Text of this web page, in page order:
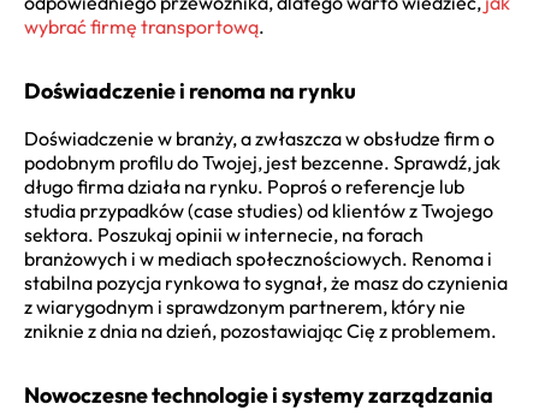
wybrać firmę transportową.
Doświadczenie i renoma na rynku
Doświadczenie w branży, a zwłaszcza w obsłudze firm o
podobnym profilu do Twojej, jest bezcenne. Sprawdź, jak
długo firma działa na rynku. Poproś o referencje lub
studia przypadków (case studies) od klientów z Twojego
sektora. Poszukaj opinii w internecie, na forach
branżowych i w mediach społecznościowych. Renoma i
stabilna pozycja rynkowa to sygnał, że masz do czynienia
z wiarygodnym i sprawdzonym partnerem, który nie
zniknie z dnia na dzień, pozostawiając Cię z problemem.
Nowoczesne technologie i systemy zarządzania